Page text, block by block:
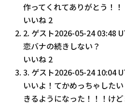
作ってくれてありがとう！！
いいね 2
2. ゲスト2026-05-24 03:48
恋バナの続きしない？
いいね 2
3. ゲスト2026-05-24 10:04
いいよ！てかめっちゃした
きるようになった！！！け